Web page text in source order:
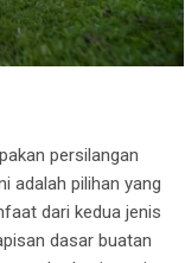
persilangan
adalah pilihan yang
dari kedua jenis
dasar buatan